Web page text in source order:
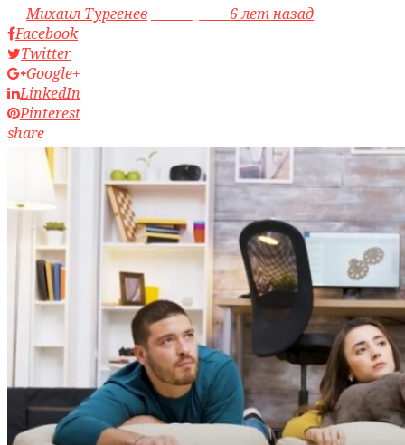
byМихаил Тургенев
6 лет назад
Facebook
Twitter
Google+
LinkedIn
Pinterest
share